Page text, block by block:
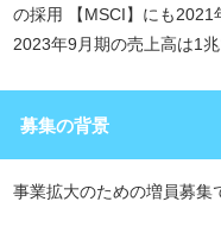
の採用 【MSCI】にも2021
2023年9月期の売上高は1
募集の背景
事業拡大のための増員募集